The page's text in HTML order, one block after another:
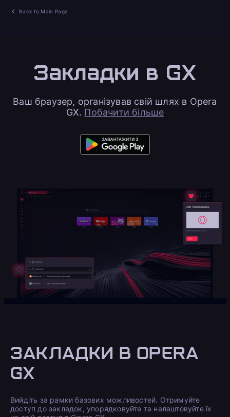
Back to Main Page
Закладки в GX
Ваш браузер, організував свій шлях в Opera
GX. Побачити більше
ЗАКЛАДКИ В OPERA
GX
Вийдіть за рамки базових можливостей. Отримуйте
доступ до закладок, упорядковуйте та налаштовуйте їх